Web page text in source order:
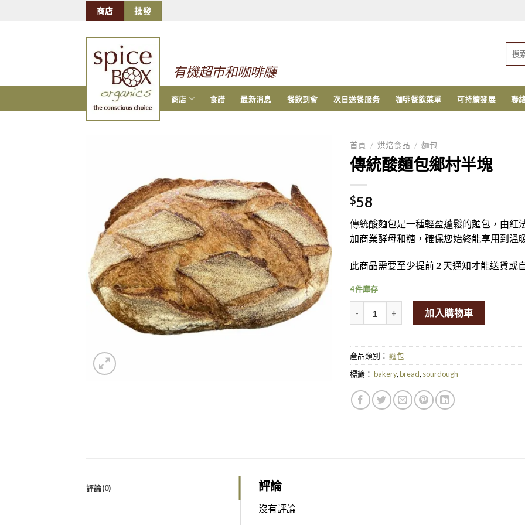
商店 批發
有機超市和咖啡廳
索：
商店 食譜 最新消息 餐飲到會 次日送餐服务 咖啡餐飲菜單 可持續發展 聯
首頁 / 烘焙食品 / 麵包
傳統酸麵包鄉村半塊
$58
傳統酸麵包是一種輕盈蓬鬆的麵包，由紅
加商業酵母和糖，確保您始終能享用到溫
此商品需要至少提前 2 天通知才能送貨或
4 件庫存
Heritage Sourdough Country Half Loaf量
加入購物車
產品類別： 麵包
標籤： bakery,bread, sourdough
評論(0) 評論
沒有評論